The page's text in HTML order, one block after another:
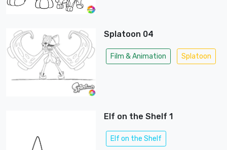
Splatoon 04
Film & Animation Splatoon
Elf on the Shelf 1
Elf on the Shelf